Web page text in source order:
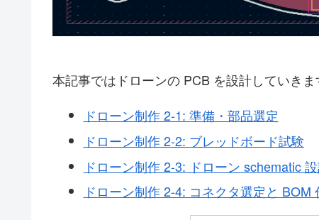
本記事ではドローンの PCB を設計していきま
ドローン制作 2-1: 準備・部品選定
ドローン制作 2-2: ブレッドボード試験
ドローン制作 2-3: ドローン schematic
ドローン制作 2-4: コネクタ選定と BOM